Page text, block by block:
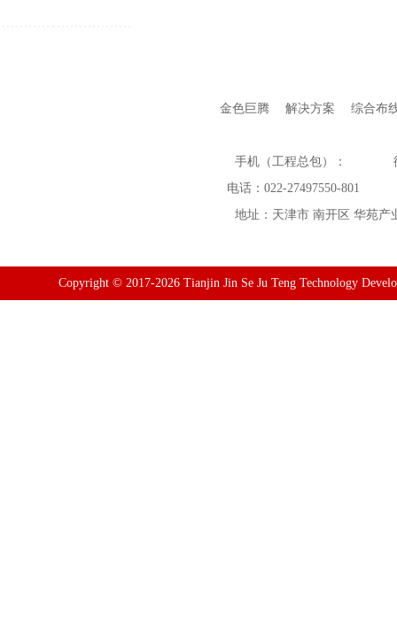
金色巨腾 解决方案 综合布
手机（工程总包）：
电话：022-27497550-801
地址：天津市 南开区 华苑产
Copyright © 2017-2026 Tianjin Jin Se Ju Teng Technology